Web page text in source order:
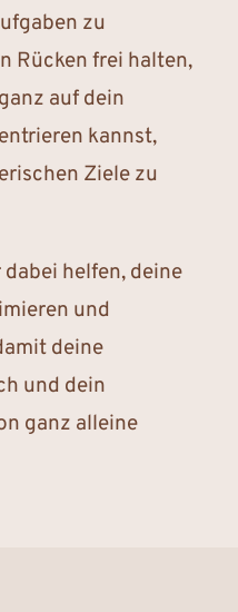
zu
Rücken frei halten,
auf dein
kannst,
Ziele zu
helfen, deine
und
deine
und dein
ganz alleine